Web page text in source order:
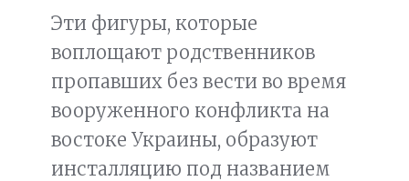
Эти фигуры, которые
воплощают родственников
пропавших без вести во время
вооруженного конфликта на
востоке Украины, образуют
инсталляцию под названием